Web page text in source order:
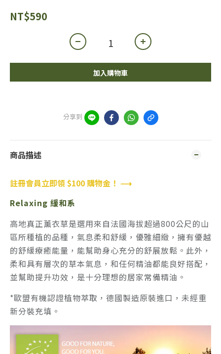
NT$590
加入購物車
分享到
商品描述
註冊會員立即領 $100 購物金！ ⟶
Relaxing 緩和系
高地真正薰衣草是選用來自法國海拔超過800公尺的山
區所種植的品種，氣息柔和舒緩，優雅細緻，擁有優越
的舒緩療癒能量，能幫助身心充分的舒展放鬆。此外，
柔和具有層次的草本氣息，和任何精油都能良好搭配，
並幫助提升功效，是十分理想的居家常備精油。
*歐盟有機認證植物萃取，德國製造原裝進口，未經重
新分裝充填。